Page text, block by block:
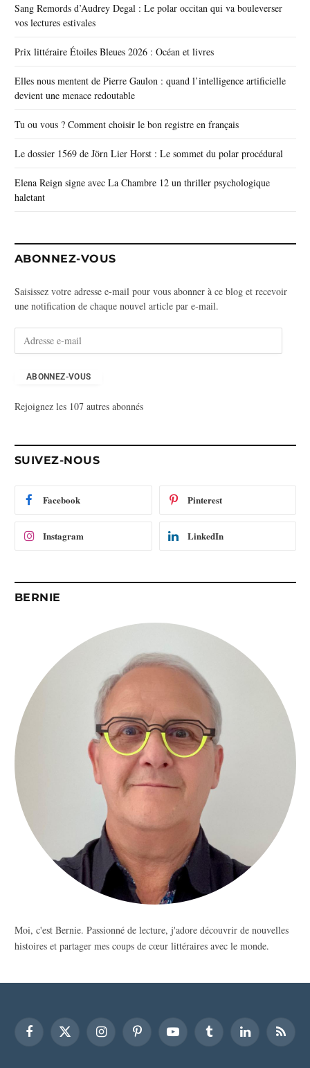
Sang Remords d’Audrey Degal : Le polar occitan qui va bouleverser
vos lectures estivales
Prix littéraire Étoiles Bleues 2026 : Océan et livres
Elles nous mentent de Pierre Gaulon : quand l’intelligence artificielle
devient une menace redoutable
Tu ou vous ? Comment choisir le bon registre en français
Le dossier 1569 de Jörn Lier Horst : Le sommet du polar procédural
Elena Reign signe avec La Chambre 12 un thriller psychologique
haletant
ABONNEZ-VOUS
Saisissez votre adresse e-mail pour vous abonner à ce blog et recevoir
une notification de chaque nouvel article par e-mail.
s
-
m
ABONNEZ-VOUS
Rejoignez les 107 autres abonnés
SUIVEZ-NOUS
Facebook Pinterest
Instagram LinkedIn
BERNIE
Moi, c'est Bernie. Passionné de lecture, j'adore découvrir de nouvelles
histoires et partager mes coups de cœur littéraires avec le monde.
FacebookX
(Twitter)
InstagramPinterest YouTube Tumblr LinkedInRSS